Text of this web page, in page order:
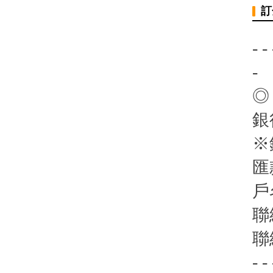
- -
-
◎
銀
※
聯
聯
- -